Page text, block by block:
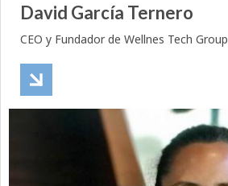
David García Ternero
CEO y Fundador de Wellnes Tech Group